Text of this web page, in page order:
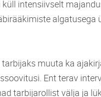
intensiivselt
algatusega
muuta ka
Ent terav
tarbijarollist välja ja